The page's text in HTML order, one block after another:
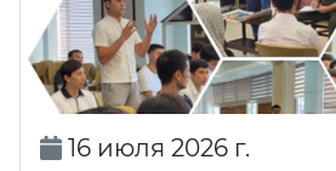
16 июля 2026 г.